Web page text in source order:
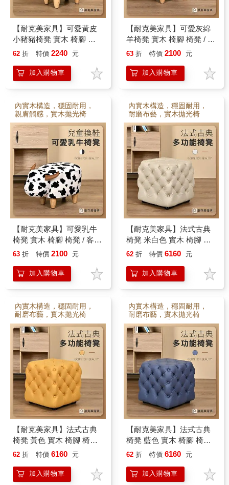
【耐克美家具】可愛黃皮
小豬豬椅凳 實木 椅腳 椅
凳 / 客廳 腳凳 兒童 換鞋椅
板凳
62 折 特價 2240 元
加入購物車
【耐克美家具】可愛灰綿
羊椅凳 實木 椅腳 椅凳 / 客
廳 腳凳 兒童 換鞋椅 沙發
板凳
63 折 特價 2100 元
加入購物車
內實木構造，穩固耐用，
親膚觸感，實木拋光椅
腳，小孩很愛
【耐克美家具】可愛乳牛
椅凳 實木 椅腳 椅凳 / 客廳
腳凳 兒童 換鞋椅 沙發 茶
凳
63 折 特價 2100 元
加入購物車
內實木構造，穩固耐用，
耐磨布藝，實木拋光椅
腳，小孩很愛
【耐克美家具】法式古典
椅凳 米白色 實木 椅腳 椅
凳 / 客廳 腳凳 兒童 換鞋椅
板凳
62 折 特價 6160 元
加入購物車
內實木構造，穩固耐用，
耐磨布藝，實木拋光椅
腳，小孩很愛
【耐克美家具】法式古典
椅凳 黃色 實木 椅腳 椅凳 /
客廳 腳凳 兒童 換鞋椅 沙
凳
62 折 特價 6160 元
加入購物車
內實木構造，穩固耐用，
耐磨布藝，實木拋光椅
腳，小孩很愛
【耐克美家具】法式古典
椅凳 藍色 實木 椅腳 椅凳 /
客廳 腳凳 兒童 換鞋椅 沙
凳
62 折 特價 6160 元
加入購物車